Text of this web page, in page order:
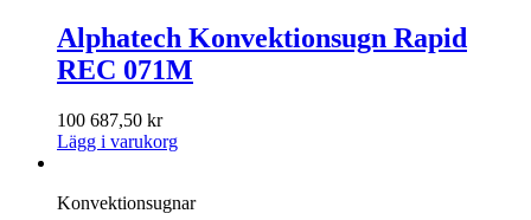
Alphatech Konvektionsugn Rapid
REC 071M
100 687,50 kr
Lägg i varukorg
Konvektionsugnar